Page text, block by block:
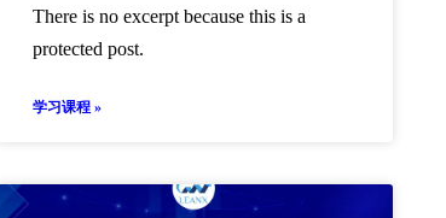
There is no excerpt because this is a
protected post.
学习课程 »